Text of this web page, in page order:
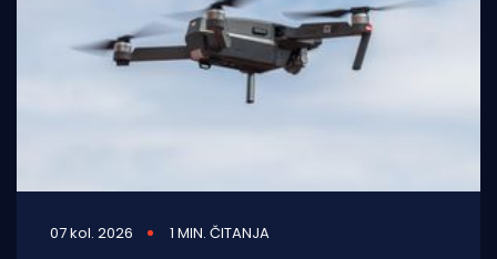
07 kol. 2026 1 MIN. ČITANJA